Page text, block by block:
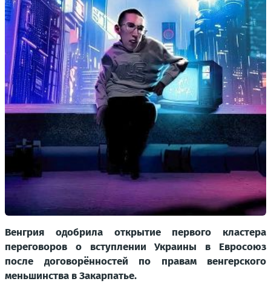
Венгрия одобрила открытие первого кластера
переговоров о вступлении Украины в Евросоюз
после договорённостей по правам венгерского
меньшинства в Закарпатье.